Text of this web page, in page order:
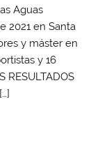
Aguas
2021 en Santa
y máster en
y 16
RESULTADOS